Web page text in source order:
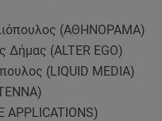
(ΑΘΗΝΟΡΑΜΑ)
Δήμας (ALTER EGO)
(LIQUID MEDIA)